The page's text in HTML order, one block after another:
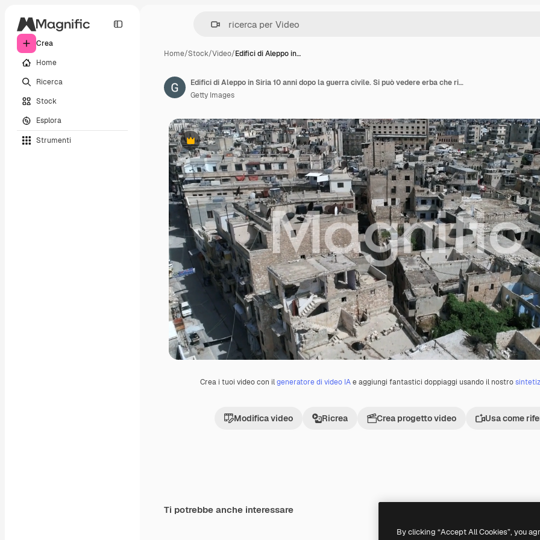
Crea
Home
Ricerca
Stock
Esplora
Strumenti
Home/Stock/Video/Edifici di Aleppo in…
Premium
Crea i tuoi video con ilgeneratore di video IAe aggiungi fantastici doppiaggi usando il nostro
Modifica video Ricrea Crea progetto video Usa come
Edifici di Aleppo in Siria 10 anni dopo la guerra civile. Si può vedere erba che ricopre le rovine degli edifici, distrutti dopo i bombardamenti 4K
Getty Images
Ti potrebbe anche interessare
By clicking “Accept All Cookies”, you